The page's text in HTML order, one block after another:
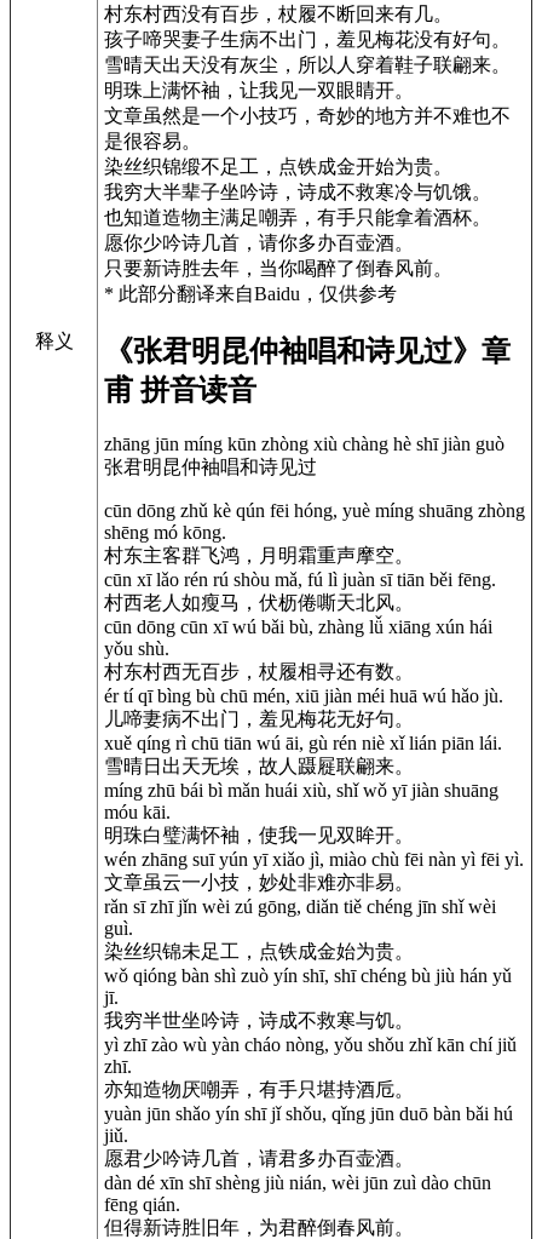
释义
村东村西没有百步，杖履不断回来有几。
孩子啼哭妻子生病不出门，羞见梅花没有好句。
雪晴天出天没有灰尘，所以人穿着鞋子联翩来。
明珠上满怀袖，让我见一双眼睛开。
文章虽然是一个小技巧，奇妙的地方并不难也不
是很容易。
染丝织锦缎不足工，点铁成金开始为贵。
我穷大半辈子坐吟诗，诗成不救寒冷与饥饿。
也知道造物主满足嘲弄，有手只能拿着酒杯。
愿你少吟诗几首，请你多办百壶酒。
只要新诗胜去年，当你喝醉了倒春风前。
* 此部分翻译来自Baidu，仅供参考
《张君明昆仲袖唱和诗见过》章
甫 拼音读音
zhāng jūn míng kūn zhòng xiù chàng hè shī jiàn guò
张君明昆仲袖唱和诗见过
cūn dōng zhǔ kè qún fēi hóng, yuè míng shuāng zhòng
shēng mó kōng.
村东主客群飞鸿，月明霜重声摩空。
cūn xī lǎo rén rú shòu mǎ, fú lì juàn sī tiān běi fēng.
村西老人如瘦马，伏枥倦嘶天北风。
cūn dōng cūn xī wú bǎi bù, zhàng lǚ xiāng xún hái
yǒu shù.
村东村西无百步，杖履相寻还有数。
ér tí qī bìng bù chū mén, xiū jiàn méi huā wú hǎo jù.
儿啼妻病不出门，羞见梅花无好句。
xuě qíng rì chū tiān wú āi, gù rén niè xǐ lián piān lái.
雪晴日出天无埃，故人蹑屣联翩来。
míng zhū bái bì mǎn huái xiù, shǐ wǒ yī jiàn shuāng
móu kāi.
明珠白璧满怀袖，使我一见双眸开。
wén zhāng suī yún yī xiǎo jì, miào chù fēi nàn yì fēi yì.
文章虽云一小技，妙处非难亦非易。
rǎn sī zhī jǐn wèi zú gōng, diǎn tiě chéng jīn shǐ wèi
guì.
染丝织锦未足工，点铁成金始为贵。
wǒ qióng bàn shì zuò yín shī, shī chéng bù jiù hán yǔ
jī.
我穷半世坐吟诗，诗成不救寒与饥。
yì zhī zào wù yàn cháo nòng, yǒu shǒu zhǐ kān chí jiǔ
zhī.
亦知造物厌嘲弄，有手只堪持酒卮。
yuàn jūn shǎo yín shī jǐ shǒu, qǐng jūn duō bàn bǎi hú
jiǔ.
愿君少吟诗几首，请君多办百壶酒。
dàn dé xīn shī shèng jiù nián, wèi jūn zuì dào chūn
fēng qián.
但得新诗胜旧年，为君醉倒春风前。